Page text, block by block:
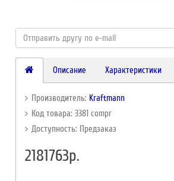
Описание Характеристики
Производитель: Kraftmann
Код товара: 3381 compr
Доступность: Предзаказ
2181763р.